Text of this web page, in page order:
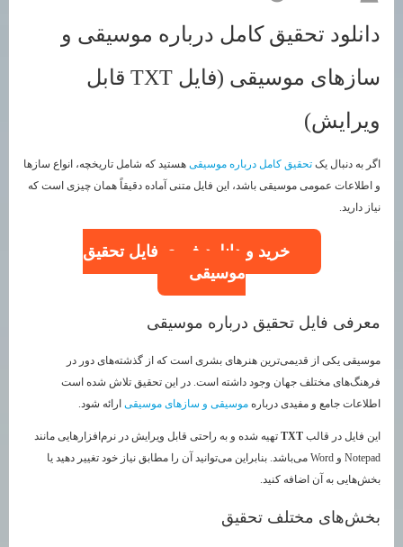
دانلود تحقیق کامل درباره موسیقی و
سازهای موسیقی (فایل TXT قابل
ویرایش)
اگر به دنبال یک تحقیق کامل درباره موسیقی هستید که شامل تاریخچه، انواع سازها
و اطلاعات عمومی موسیقی باشد، این فایل متنی آماده دقیقاً همان چیزی است که
نیاز دارید.
خرید و دانلود فوری فایل تحقیق
موسیقی
معرفی فایل تحقیق درباره موسیقی
موسیقی یکی از قدیمی‌ترین هنرهای بشری است که از گذشته‌های دور در
فرهنگ‌های مختلف جهان وجود داشته است. در این تحقیق تلاش شده است
اطلاعات جامع و مفیدی درباره موسیقی و سازهای موسیقی ارائه شود.
این فایل در قالب TXT تهیه شده و به راحتی قابل ویرایش در نرم‌افزارهایی مانند
Notepad و Word می‌باشد. بنابراین می‌توانید آن را مطابق نیاز خود تغییر دهید یا
بخش‌هایی به آن اضافه کنید.
بخش‌های مختلف تحقیق